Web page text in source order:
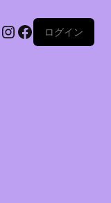
ログイン